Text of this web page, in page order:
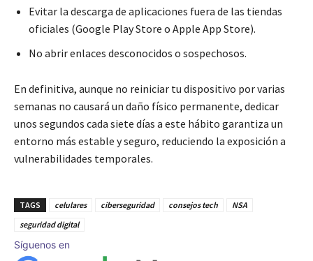
Evitar la descarga de aplicaciones fuera de las tiendas
oficiales (Google Play Store o Apple App Store).
No abrir enlaces desconocidos o sospechosos.
En definitiva, aunque no reiniciar tu dispositivo por varias
semanas no causará un daño físico permanente, dedicar
unos segundos cada siete días a este hábito garantiza un
entorno más estable y seguro, reduciendo la exposición a
vulnerabilidades temporales.
TAGS celulares ciberseguridad consejos tech
NSA
seguridad digital
Síguenos en